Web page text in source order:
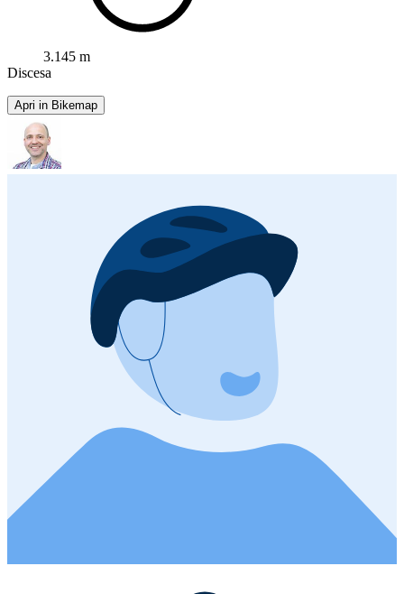
3.145 m
Discesa
Apri in Bikemap